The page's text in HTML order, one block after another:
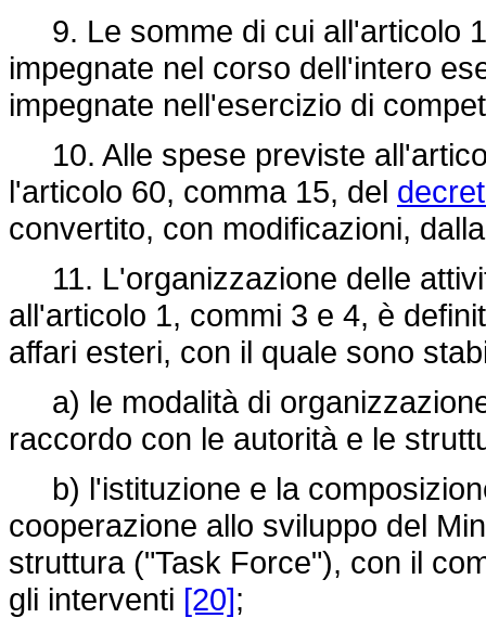
9. Le somme di cui all'articolo
impegnate nel corso dell'intero
impegnate nell'esercizio di
10. Alle spese previste
l'articolo 60, comma 15, del
convertito, con modificazioni,
11. L'organizzazione delle
all'articolo 1, commi 3 e 4, è
affari esteri, con il quale sono
a) le modalità di
raccordo con le autorità e le
b) l'istituzione e la
cooperazione allo sviluppo del
struttura ("Task Force"), con il
gli interventi [20];